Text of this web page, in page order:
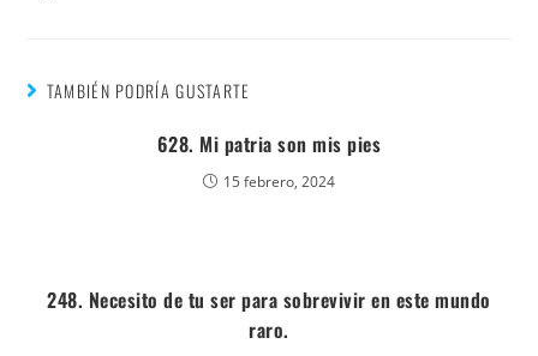
TAMBIÉN PODRÍA GUSTARTE
628. Mi patria son mis pies
15 febrero, 2024
248. Necesito de tu ser para sobrevivir en este mundo
raro.